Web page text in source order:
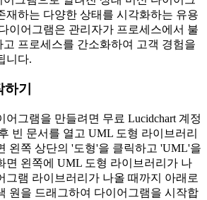
재하는 다양한 상태를 시각화하는 유용
이어그램은 관리자가 프로세스에서 불
프로세스를 간소화하여 고객 경험을
니다.
기
어그램을 만들려면 무료 Lucidchart 계정
빈 문서를 열고 UML 도형 라이브러리
왼쪽 상단의 '도형'을 클릭하고 'UML'을
면 왼쪽에 UML 도형 라이브러리가 나
그램 라이브러리가 나올 때까지 아래로
원을 드래그하여 다이어그램을 시작합